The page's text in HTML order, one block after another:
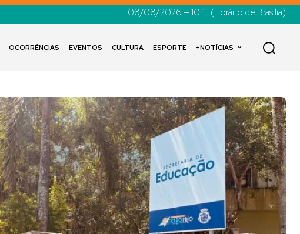
08/08/2026 — 10:11 (Horário de Brasília)
OCORRÊNCIAS EVENTOS CULTURA ESPORTE +NOTÍCIAS